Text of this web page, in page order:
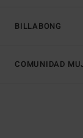
BILLABONG
COMUNIDAD